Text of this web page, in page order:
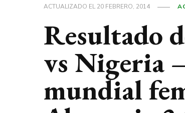
ACTUALIZADO EL20 FEBRERO, 2014
Resultado
vs Nigeria
mundial